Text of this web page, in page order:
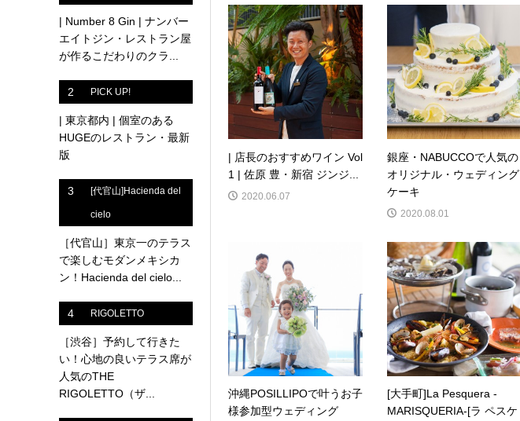
| 店長のおすすめワイン Vol
1 | 佐原 豊・新宿 ジンジ...
2020.06.07
銀座・NABUCCOで人気の
オリジナル・ウェディング
ケーキ
2020.08.01
沖縄POSILLIPOで叶うお子
様参加型ウェディング
[大手町]La Pesquera -
MARISQUERIA-[ラ ペスケ
| Number 8 Gin | ナンバー
エイトジン・レストラン屋
が作るこだわりのクラ...
2 PICK UP!
| 東京都内 | 個室のある
HUGEのレストラン・最新
版
3 [代官山]Hacienda del
cielo
［代官山］東京一のテラス
で楽しむモダンメキシカ
ン！Hacienda del cielo...
4 RIGOLETTO
［渋谷］予約して行きた
い！心地の良いテラス席が
人気のTHE
RIGOLETTO（ザ...